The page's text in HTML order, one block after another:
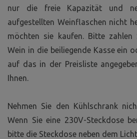
nur die freie Kapazität und
aufgestellten Weinflaschen nicht
möchten sie kaufen. Bitte zahlen
Wein in die beiliegende Kasse ein
auf das in der Preisliste
Ihnen.
Nehmen Sie den Kühlschrank
Wenn Sie eine 230V-Steckdose
bitte die Steckdose neben dem